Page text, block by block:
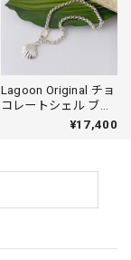
Lagoon Original チョ
コレートシェル ブレ
スレット 貝 貝殻¥17,400